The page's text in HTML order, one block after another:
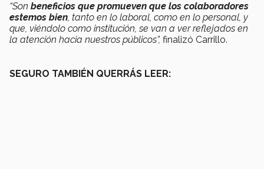
“Son beneficios que promueven que los colaboradores
estemos bien, tanto en lo laboral, como en lo personal, y
que, viéndolo como institución, se van a ver reflejados en
la atención hacia nuestros públicos”, finalizó Carrillo.
SEGURO TAMBIÉN QUERRÁS LEER: